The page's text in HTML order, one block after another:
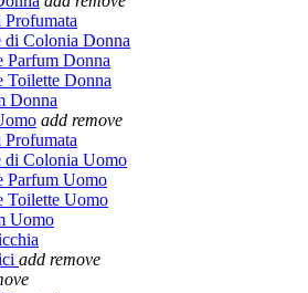
Profumata
di Colonia Donna
Parfum Donna
Toilette Donna
Donna
add remove
Profumata
di Colonia Uomo
Parfum Uomo
Toilette Uomo
Uomo
add remove